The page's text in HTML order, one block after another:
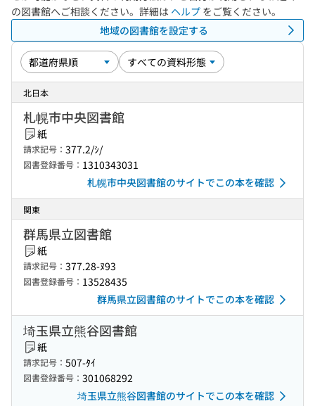
の図書館へご相談ください。詳細は ヘルプ をご覧ください。
地域の図書館を設定する
北日本
札幌市中央図書館
紙
請求記号： 377.2/ｼ/
図書登録番号： 1310343031
札幌市中央図書館のサイトでこの本を確認
関東
群馬県立図書館
紙
請求記号： 377.28-ﾇ93
図書登録番号： 13528435
群馬県立図書館のサイトでこの本を確認
埼玉県立熊谷図書館
紙
請求記号： 507-ﾀｲ
図書登録番号： 301068292
埼玉県立熊谷図書館のサイトでこの本を確認